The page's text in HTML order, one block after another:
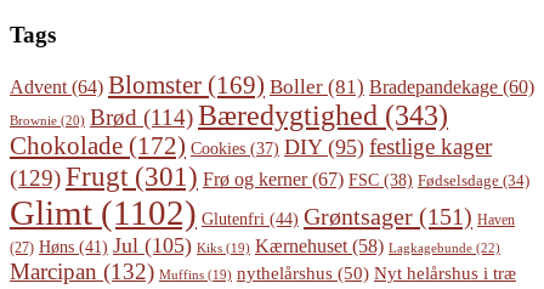
Tags
Advent (64) Blomster (169) Boller (81) Bradepandekage (60)
Brownie (20) Brød (114)Bæredygtighed (343)
Chokolade (172) Cookies (37) DIY(95) festlige kager
(129)Frugt (301) Frø og kerner(67) FSC (38) Fødselsdage (34)
Glimt (1102) Glutenfri (44) Grøntsager (151) Haven
(27) Høns (41) Jul (105) Kiks (19) Kærnehuset (58) Lagkagebunde (22)
Marcipan (132) Muffins (19) nythelårshus (50) Nyt helårshus i træ